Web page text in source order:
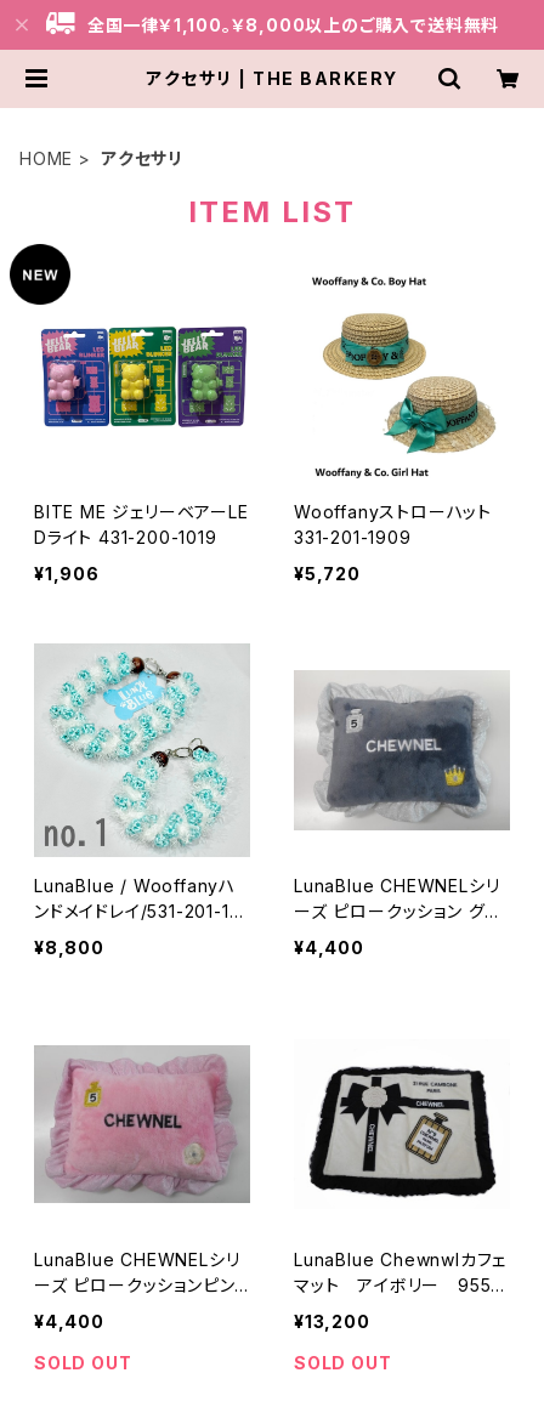
全国一律￥1,100。￥8,000以上のご購入で送料無料
アクセサリ | THE BARKERY
HOME アクセサリ
ITEM LIST
BITE ME ジェリーベアーLE
Dライト 431-200-1019
¥1,906
Wooffanyストローハット
331-201-1909
¥5,720
LunaBlue / Wooffanyハ
ンドメイドレイ/531-201-19
03
¥8,800
LunaBlue CHEWNELシリ
ーズ ピロークッション グレ
ー 255-212-1199
¥4,400
LunaBlue CHEWNELシリ
ーズ ピロークッションピン
ク 255-212-1909
¥4,400
SOLD OUT
LunaBlue Chewnwlカフェ
マット アイボリー 955-1
01-1009
¥13,200
SOLD OUT